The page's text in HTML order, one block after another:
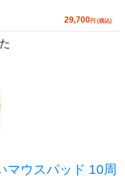
29,700円 (税込)
マウスパッド 10周